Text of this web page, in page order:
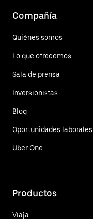
Compañía
Quiénes somos
Lo que ofrecemos
Sala de prensa
Inversionistas
Blog
Oportunidades laborales
Uber One
Productos
Viaja